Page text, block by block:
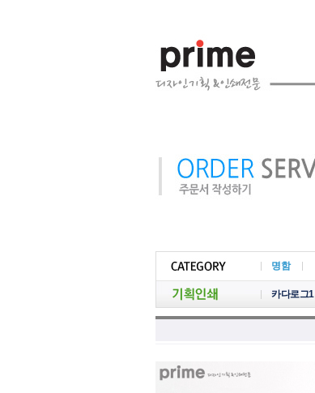
명함
카다로그1